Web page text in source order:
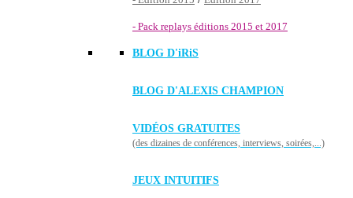
- Pack replays éditions 2015 et 2017
BLOG D'iRiS
BLOG D'ALEXIS CHAMPION
VIDÉOS GRATUITES
(des dizaines de conférences, interviews, soirées,...)
JEUX INTUITIFS